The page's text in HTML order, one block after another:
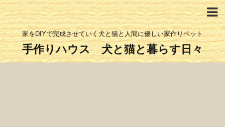
家をDIYで完成させていく犬と猫と人間に優しい家作りペット
手作りハウス 犬と猫と暮らす日々